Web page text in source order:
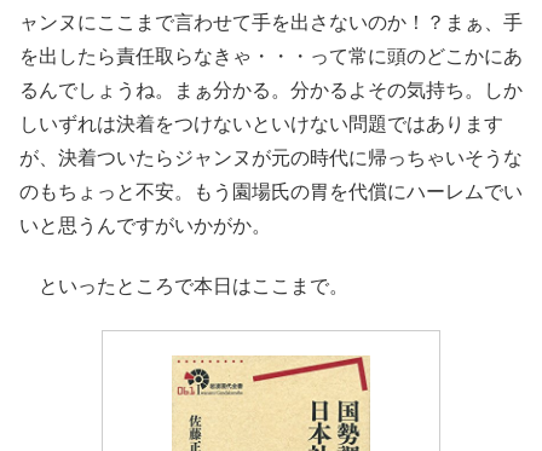
ャンヌにここまで言わせて手を出さないのか！？まぁ、手
を出したら責任取らなきゃ・・・って常に頭のどこかにあ
るんでしょうね。まぁ分かる。分かるよその気持ち。しか
しいずれは決着をつけないといけない問題ではあります
が、決着ついたらジャンヌが元の時代に帰っちゃいそうな
のもちょっと不安。もう園場氏の胃を代償にハーレムでい
いと思うんですがいかがか。
といったところで本日はここまで。